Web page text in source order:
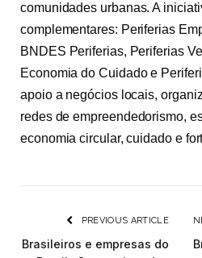
comunidades urbanas. A
complementares: Periferias
BNDES Periferias, Periferias
Economia do Cuidado e
apoio a negócios locais,
redes de empreendedorismo,
economia circular, cuidado e
PREVIOUS ARTICLE
Brasileiros e empresas do